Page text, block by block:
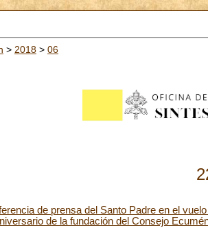
> 2018 > 06
de prensa del Santo Padre en el
de la fundación del Consejo